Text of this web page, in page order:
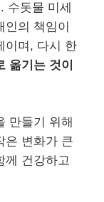
수돗물 미세
인의 책임이
이며, 다시 한
옮기는 것이
만들기 위해
은 변화가 큰
께 건강하고